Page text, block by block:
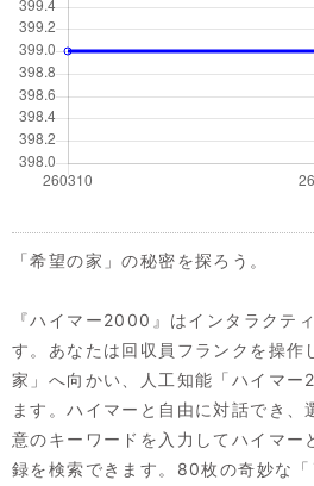
「希望の家」の秘密を探ろう。
『ハイマー2000』はインタラクテ
す。あなたは回収員フランクを操作
家」へ向かい、人工知能「ハイマ
ます。ハイマーと自由に対話でき、
意のキーワードを入力してハイマー
録を検索できます。80枚の奇妙な